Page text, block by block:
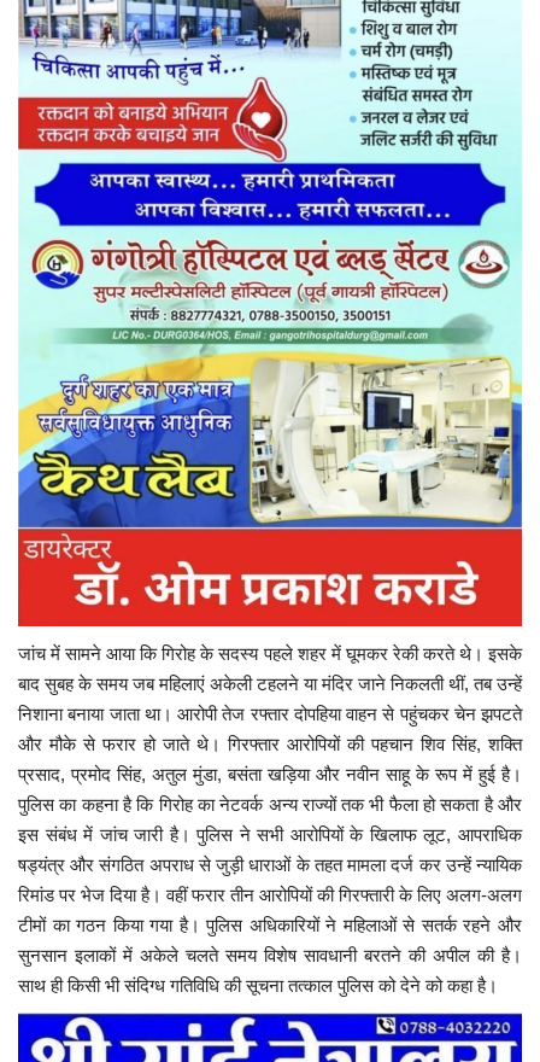
जांच में सामने आया कि गिरोह के सदस्य पहले शहर में घूमकर रेकी करते थे। इसके
बाद सुबह के समय जब महिलाएं अकेली टहलने या मंदिर जाने निकलती थीं, तब उन्हें
निशाना बनाया जाता था। आरोपी तेज रफ्तार दोपहिया वाहन से पहुंचकर चेन झपटते
और मौके से फरार हो जाते थे।गिरफ्तार आरोपियों की पहचान शिव सिंह, शक्ति
प्रसाद, प्रमोद सिंह, अतुल मुंडा, बसंता खड़िया और नवीन साहू के रूप में हुई है।
पुलिस का कहना है कि गिरोह का नेटवर्क अन्य राज्यों तक भी फैला हो सकता है और
इस संबंध में जांच जारी है।पुलिस ने सभी आरोपियों के खिलाफ लूट, आपराधिक
षड्यंत्र और संगठित अपराध से जुड़ी धाराओं के तहत मामला दर्ज कर उन्हें न्यायिक
रिमांड पर भेज दिया है। वहीं फरार तीन आरोपियों की गिरफ्तारी के लिए अलग-अलग
टीमों का गठन किया गया है।पुलिस अधिकारियों ने महिलाओं से सतर्क रहने और
सुनसान इलाकों में अकेले चलते समय विशेष सावधानी बरतने की अपील की है।
साथ ही किसी भी संदिग्ध गतिविधि की सूचना तत्काल पुलिस को देने को कहा है।